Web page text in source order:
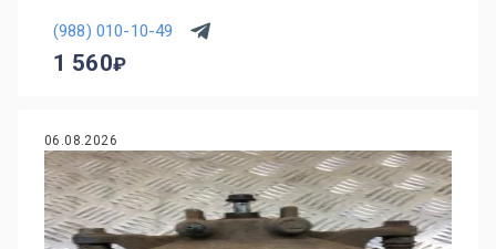
(988) 010-10-49
1 560
06.08.2026